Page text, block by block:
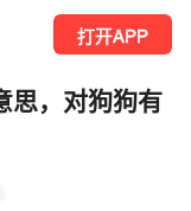
打开APP
思，对狗狗有